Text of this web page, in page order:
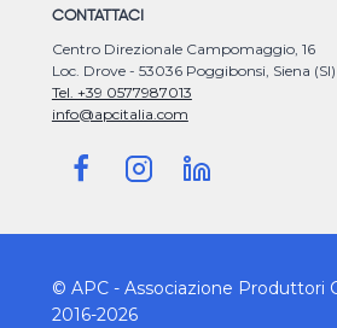
CONTATTACI
Centro Direzionale Campomaggio, 16
Loc. Drove - 53036 Poggibonsi, Siena (SI)
Tel. +39 0577987013
info@apcitalia.com
© APC - Associazione Produttori
2016-2026